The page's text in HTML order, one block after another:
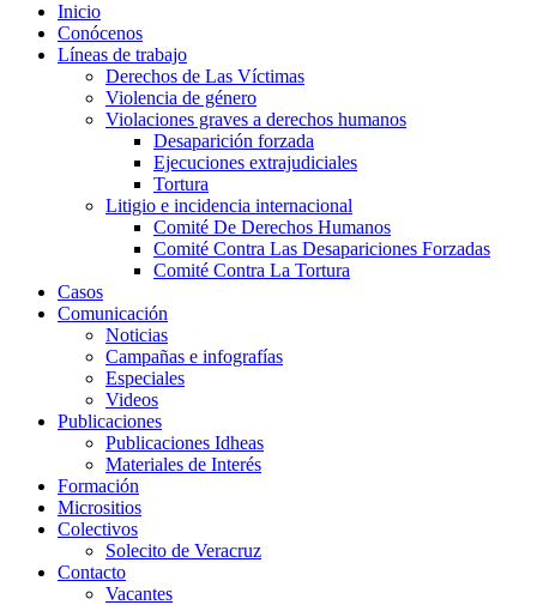
Inicio
Conócenos
Líneas de trabajo
Derechos de Las Víctimas
Violencia de género
Violaciones graves a derechos humanos
Desaparición forzada​
Ejecuciones extrajudiciales
Tortura
Litigio e incidencia internacional
Comité De Derechos Humanos​
Comité Contra Las Desapariciones Forzadas
Comité Contra La Tortura​
Casos
Comunicación
Noticias
Campañas e infografías
Especiales
Videos
Publicaciones
Publicaciones Idheas
Materiales de Interés
Formación
Micrositios
Colectivos
Solecito de Veracruz
Contacto
Vacantes